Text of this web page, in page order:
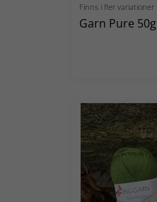
Finns i fler variationer
Garn Pure 50g